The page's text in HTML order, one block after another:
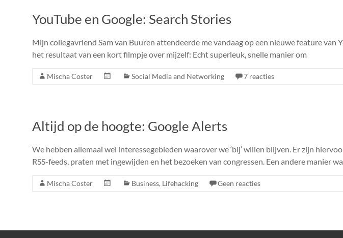
YouTube en Google: Search Stories
Mijn collegavriend Sam van Buuren attendeerde me vandaag op een nieuwe feature
het resultaat van een kort filmpje over mijzelf: Echt superleuk, snelle manier om
Mischa Coster Social Media and Networking 7 reacties
Altijd op de hoogte: Google Alerts
We hebben allemaal wel interessegebieden waarover we ‘bij’ willen blijven. Er zijn
RSS-feeds, praten met ingewijden en het bezoeken van congressen. Een andere manier
Mischa Coster Business, Lifehacking Geen reacties